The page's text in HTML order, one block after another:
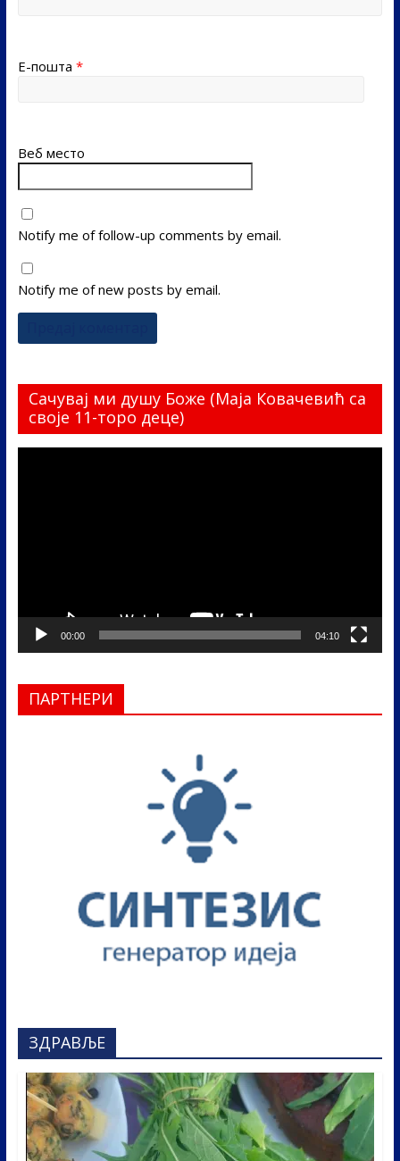
Е-пошта *
Веб место
Notify me of follow-up comments by email.
Notify me of new posts by email.
Сачувај ми душу Боже (Маја Ковачевић са
своје 11-торо деце)
00:00 04:10
ПАРТНЕРИ
ЗДРАВЉЕ